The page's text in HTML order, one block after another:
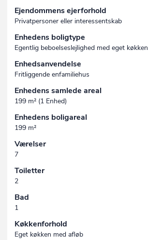
Ejendommens ejerforhold
Privatpersoner eller interessentskab
Enhedens boligtype
Egentlig beboelseslejlighed med eget køkken
Enhedsanvendelse
Fritliggende enfamiliehus
Enhedens samlede areal
199 m² (1 Enhed)
Enhedens boligareal
199 m²
Værelser
7
Toiletter
2
Bad
1
Køkkenforhold
Eget køkken med afløb